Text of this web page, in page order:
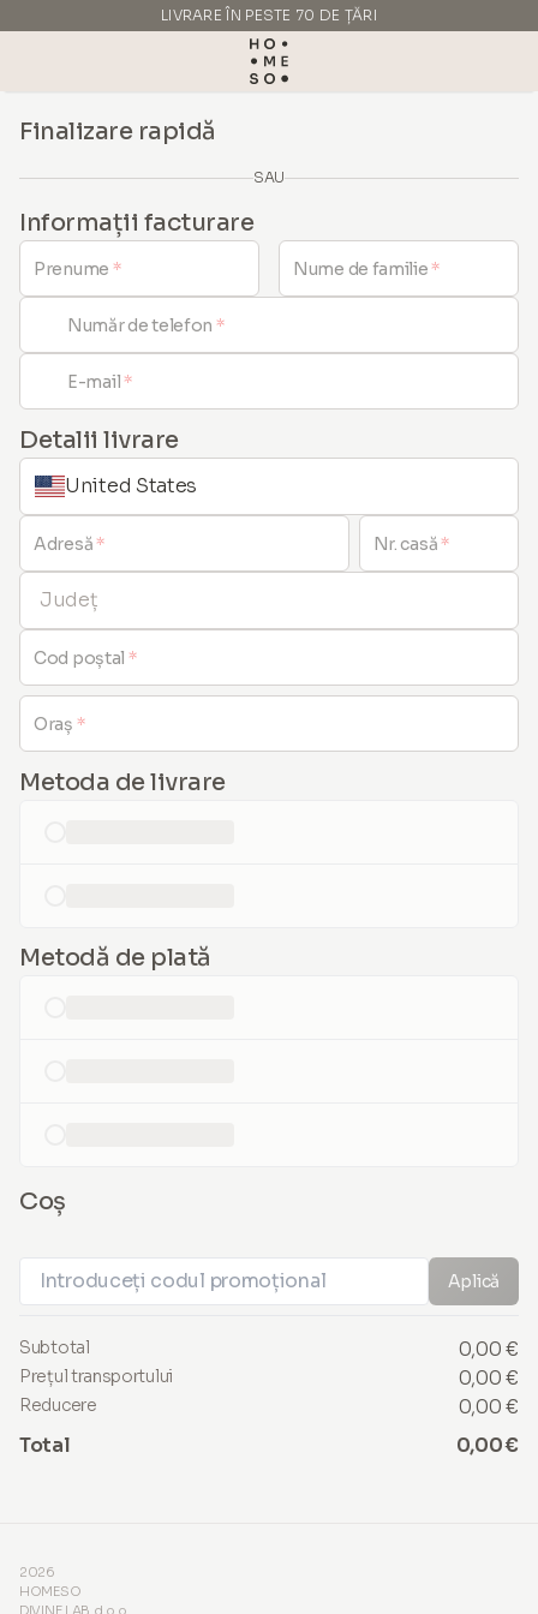
LIVRARE ÎN PESTE 70 DE ȚĂRI
FABRICAT ÎN ITALIA
Finalizare rapidă
SAU
Informații facturare
Prenume * Nume de familie*
Număr de telefon *
E-mail*
Detalii livrare
United States
Adresă* Nr. casă*
Județ
Cod poștal *
Oraș *
Metoda de livrare
Metodă de plată
Coș
Aplică
Subtotal 0,00 €
Prețul transportului 0,00 €
Reducere
0,00 €
Total
0,00 €
2026
HOMESO
DIVINE LAB d.o.o.